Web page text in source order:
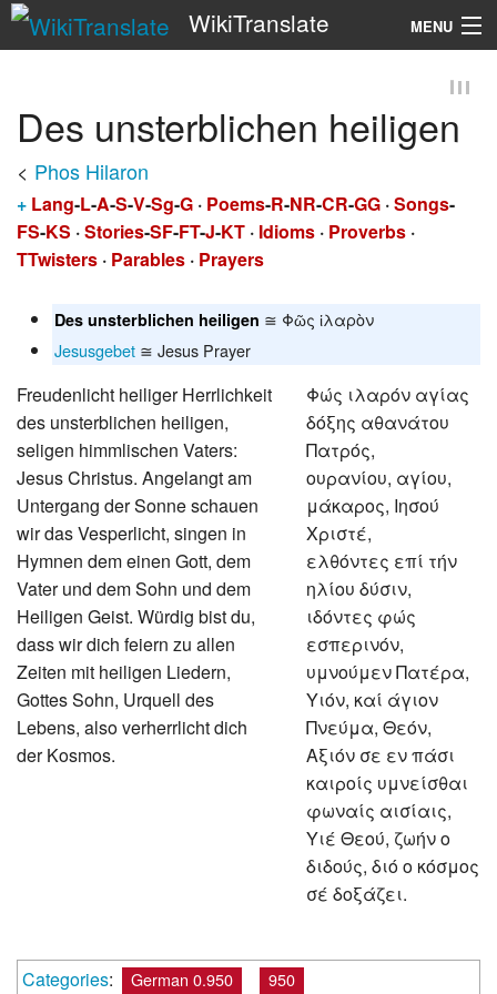
WikiTranslate MENU
Des unsterblichen heiligen
< Phos Hilaron
+ Lang-L-A-S-V-Sg-G · Poems-R-NR-CR-GG ·Songs-
FS-KS ·Stories-SF-FT-J-KT · Idioms · Proverbs ·
TTwisters · Parables · Prayers
Des unsterblichen heiligen ≅ Φῶς ἱλαρὸν
Jesusgebet ≅ Jesus Prayer
Freudenlicht heiliger Herrlichkeit
des unsterblichen heiligen,
seligen himmlischen Vaters:
Jesus Christus. Angelangt am
Untergang der Sonne schauen
wir das Vesperlicht, singen in
Hymnen dem einen Gott, dem
Vater und dem Sohn und dem
Heiligen Geist. Würdig bist du,
dass wir dich feiern zu allen
Zeiten mit heiligen Liedern,
Gottes Sohn, Urquell des
Lebens, also verherrlicht dich
der Kosmos.
Φώς ιλαρόν αγίας
δόξης αθανάτου
Πατρός,
ουρανίου, αγίου,
μάκαρος, Ιησού
Χριστέ,
ελθόντες επί τήν
ηλίου δύσιν,
ιδόντες φώς
εσπερινόν,
υμνούμεν Πατέρα,
Υιόν, καί άγιον
Πνεύμα, Θεόν,
Αξιόν σε εν πάσι
καιροίς υμνείσθαι
φωναίς αισίαις,
Υιέ Θεού, ζωήν ο
διδούς, διό ο κόσμος
σέ δοξάζει.
Categories: German 0.950 950